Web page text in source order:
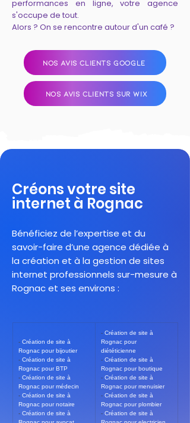
performances en ligne, votre agence
s'occupe de tout.
Alors ? On se rencontre autour d'un café ?
NOS AVIS CLIENTS GOOGLE
NOS AVIS CLIENTS SUR WIX
Créons votre site
internet à Rognac
Bénéficiez de l’expertise et du
savoir-faire d’une agence dédiée à
la création et à la gestion de sites
internet professionnels sur-mesure à
Rognac et ses environs :
- Création de site à
Rognac pour bijoutier
- Création de site à
Rognac pour BTP
- Création de site à
Rognac pour médecin
- Création de site à
Rognac pour notaire
- Création de site à
- Création de site à
Rognac pour
diététicienne
- Création de site à
Rognac pour boutique
- Création de site à
Rognac pour menuisier
- Création de site à
Rognac pour plombier
- Création de site à